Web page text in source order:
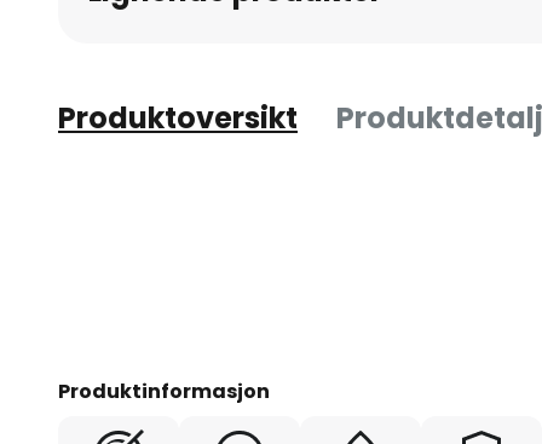
Produktoversikt
Produktinformasjon